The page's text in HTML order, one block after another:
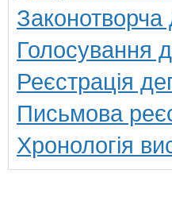
Законотворча
Голосування
Реєстрація
Письмова
Хронологія